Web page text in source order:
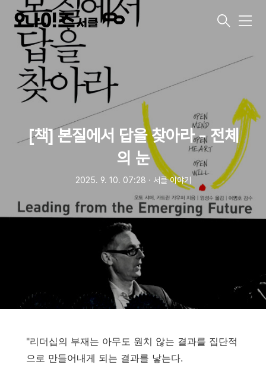
메
[책] 본질에서 답을 찾아라 - 전체
의 눈
2025. 9. 10. 07:28 ㆍ 서클 이야기
"리더십의 부재는 아무도 원치 않는 결과를 집단적
으로 만들어내게 되는 결과를 낳는다.